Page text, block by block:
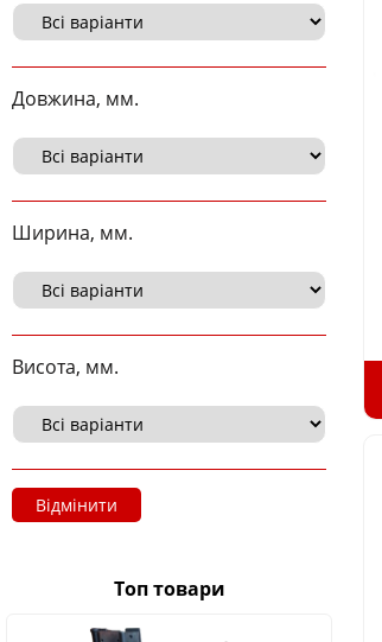
Довжина, мм.
Ширина, мм.
Висота, мм.
Відмінити
Топ товари